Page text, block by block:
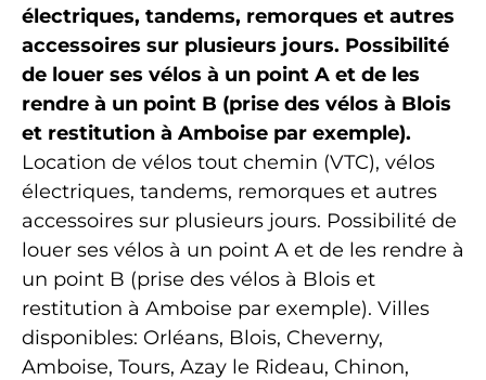
électriques, tandems, remorques et autres
accessoires sur plusieurs jours. Possibilité
de louer ses vélos à un point A et de les
rendre à un point B (prise des vélos à Blois
et restitution à Amboise par exemple).
Location de vélos tout chemin (VTC), vélos
électriques, tandems, remorques et autres
accessoires sur plusieurs jours. Possibilité de
louer ses vélos à un point A et de les rendre à
un point B (prise des vélos à Blois et
restitution à Amboise par exemple). Villes
disponibles: Orléans, Blois, Cheverny,
Amboise, Tours, Azay le Rideau, Chinon,